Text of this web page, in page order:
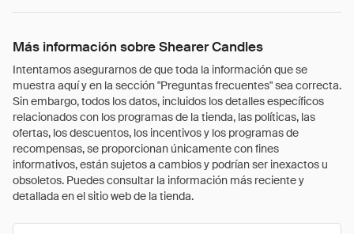
Más información sobre Shearer Candles
Intentamos asegurarnos de que toda la información que se
muestra aquí y en la sección "Preguntas frecuentes" sea correcta.
Sin embargo, todos los datos, incluidos los detalles específicos
relacionados con los programas de la tienda, las políticas, las
ofertas, los descuentos, los incentivos y los programas de
recompensas, se proporcionan únicamente con fines
informativos, están sujetos a cambios y podrían ser inexactos u
obsoletos. Puedes consultar la información más reciente y
detallada en el sitio web de la tienda.